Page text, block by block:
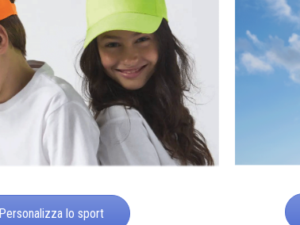
Personalizza lo sport